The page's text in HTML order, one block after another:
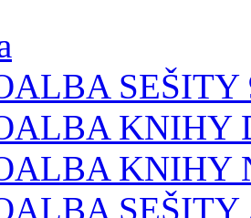
SEŠITY
KNIHY
KNIHY
SEŠITY